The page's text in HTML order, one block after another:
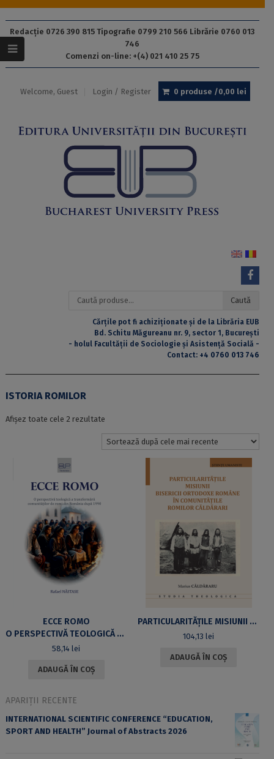
Redacție 0726 390 815 Tipografie 0799 210 566 Librărie 0760 013
746
Comenzi on-line: +(4) 021 410 25 75
Welcome, Guest Login / Register 0 produse /0,00 lei
Caută
Caută
Cărțile pot fi achiziționate și de la Librăria EUB
Bd. Schitu Măgureanu nr. 9, sector 1, București
- holul Facultății de Sociologie și Asistență Socială -
Contact: +4 0760 013 746
ISTORIA ROMILOR
Afișez toate cele 2 rezultateSortat
cele
ECCE ROMO
O PERSPECTIVĂ TEOLOGICĂ A TRANSFORMĂRII COMUNITĂȚILOR DE ROMI DIN ROMÂNIA DUPĂ 1990
58,14lei
ADAUGĂ ÎN COȘ
PARTICULARITĂȚILE MISIUNII BISERICII ORTODOXE ROMÂNE ÎN COMUNITĂȚILE ROMILOR CĂLDĂRARI
104,13lei
ADAUGĂ ÎN COȘ
APARIȚII RECENTE
INTERNATIONAL SCIENTIFIC CONFERENCE “EDUCATION,
SPORT AND HEALTH” Journal of Abstracts 2026